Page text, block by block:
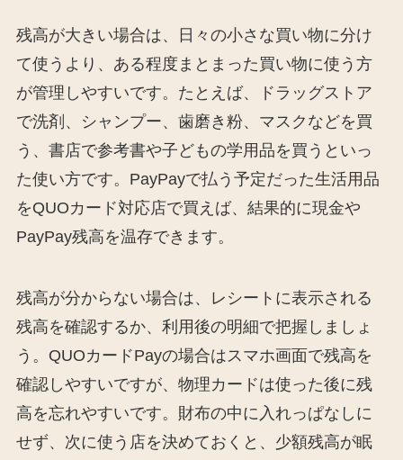
残高が大きい場合は、日々の小さな買い物に分け
て使うより、ある程度まとまった買い物に使う方
が管理しやすいです。たとえば、ドラッグストア
で洗剤、シャンプー、歯磨き粉、マスクなどを買
う、書店で参考書や子どもの学用品を買うといっ
た使い方です。PayPayで払う予定だった生活用品
をQUOカード対応店で買えば、結果的に現金や
PayPay残高を温存できます。
残高が分からない場合は、レシートに表示される
残高を確認するか、利用後の明細で把握しましょ
う。QUOカードPayの場合はスマホ画面で残高を
確認しやすいですが、物理カードは使った後に残
高を忘れやすいです。財布の中に入れっぱなしに
せず、次に使う店を決めておくと、少額残高が眠